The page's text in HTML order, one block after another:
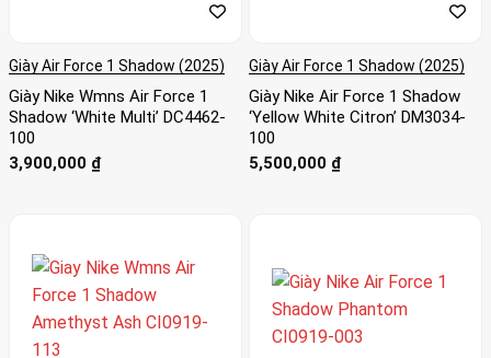
Giày Air Force 1 Shadow (2025)
Giày Nike Wmns Air Force 1
Shadow ‘White Multi’ DC4462-
100
3,900,000 ₫
Giày Air Force 1 Shadow (2025)
Giày Nike Air Force 1 Shadow
‘Yellow White Citron’ DM3034-
100
5,500,000 ₫